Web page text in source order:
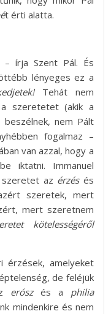
t érti alatta.
– írja Szent Pál. És
lényeges ez a
Tehát nem
szeretetet (akik a
nem Pált
fogalmaz –
van azzal, hogy a
iktatni. Immanuel
szeretet az érzésés
szeretek, mert
mert szeretnem
kötelességéről
érzések, amelyeket
de feléjük
erószés a philia
mindenkire és nem